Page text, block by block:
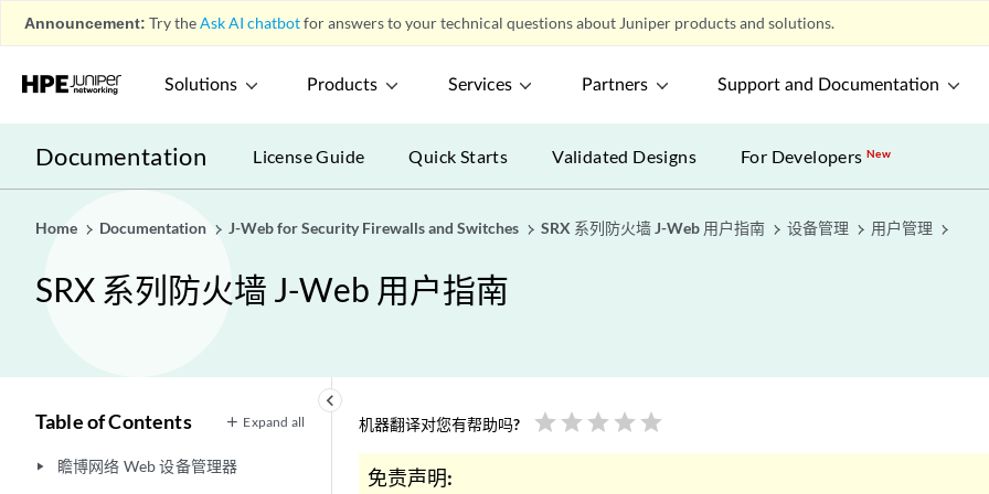
Announcement: Try theAsk AI chatbotfor answers to your technical questions about Juniper products and solutions.
Solutions Products Services Partners Support and Documentation
Documentation License Guide Quick Starts Validated Designs For DevelopersNew
Home Documentation J-Web for Security Firewalls and Switches SRX 系列防火墙 J-Web 用户指南 设备管理 用户管理
SRX 系列防火墙 J-Web 用户指南
keyboard_arrow_left
Table of Contents Expand all
play_arrow 瞻博网络 Web 设备管理器
机器翻译对您有帮助吗? star star star star star
免责声明: